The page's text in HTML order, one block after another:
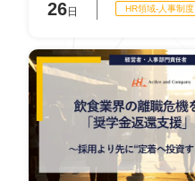
26日 HR領域-⼈事制度